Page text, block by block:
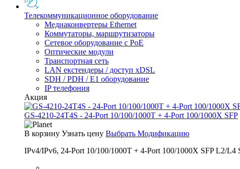
Телекоммуникационное оборудование
Медиаконвертеры Ethernet
Коммутаторы, маршрутизаторы
Сетевое оборудование с PoE
Оптические модули
Транспортная сеть
LAN екстендеры / доступ xDSL
SDH / PDH / E1 оборудование
IP телефония
Акция
GS-4210-24T4S - 24-Port 10/100/1000T + 4-Port 100/1000X SFP
В корзину Узнать цену Выбрать Модификацию
IPv4/IPv6, 24-Port 10/100/1000T + 4-Port 100/1000X SFP L2/